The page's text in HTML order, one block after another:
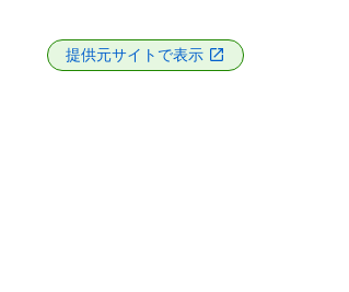
提供元サイトで表示